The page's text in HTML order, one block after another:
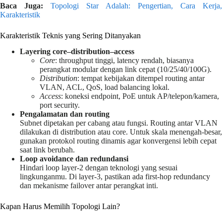
Baca Juga:
Topologi Star Adalah: Pengertian, Cara Kerja,
Karakteristik
Karakteristik Teknis yang Sering Ditanyakan
Layering core–distribution–access
Core: throughput tinggi, latency rendah, biasanya
perangkat modular dengan link cepat (10/25/40/100G).
Distribution: tempat kebijakan ditempel routing antar
VLAN, ACL, QoS, load balancing lokal.
Access: koneksi endpoint, PoE untuk AP/telepon/kamera,
port security.
Pengalamatan dan routing
Subnet dipetakan per cabang atau fungsi. Routing antar VLAN
dilakukan di distribution atau core. Untuk skala menengah-besar,
gunakan protokol routing dinamis agar konvergensi lebih cepat
saat link berubah.
Loop avoidance dan redundansi
Hindari loop layer-2 dengan teknologi yang sesuai
lingkunganmu. Di layer-3, pastikan ada first-hop redundancy
dan mekanisme failover antar perangkat inti.
Kapan Harus Memilih Topologi Lain?